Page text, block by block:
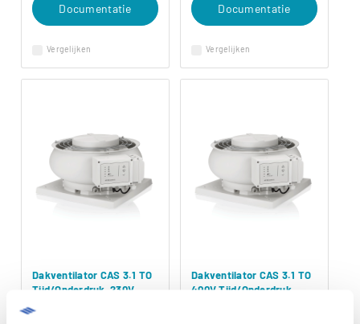
Voor het instellen van de CAS dakventilatoren zijn er een aantal
handige instructievideo's gemaakt. Klikhiervoor instructievideo's
over de status uitlezen, het inregelen van de kloktijden, onderdruk
Vergelijken
Documentatie
Vergelijken
Documentatie
Dakventilator CAS 3.1 TO
Tijd/Onderdruk, 230V
Dakventilator CAS 3.1 TO
400V Tijd/Onderdruk,